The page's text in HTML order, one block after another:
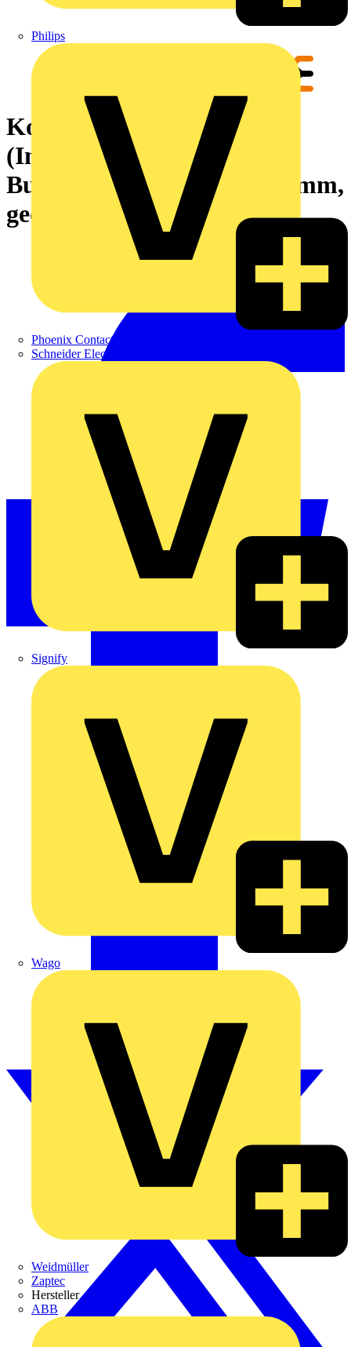
Philips
Phoenix Contact
Schneider Electric
Signify
Wago
Weidmüller
Zaptec
Hersteller
ABB
Kontakt
(Industriesteckverbinder),
Buchse, MHP, 35 mm², 9.5 mm,
gedreht